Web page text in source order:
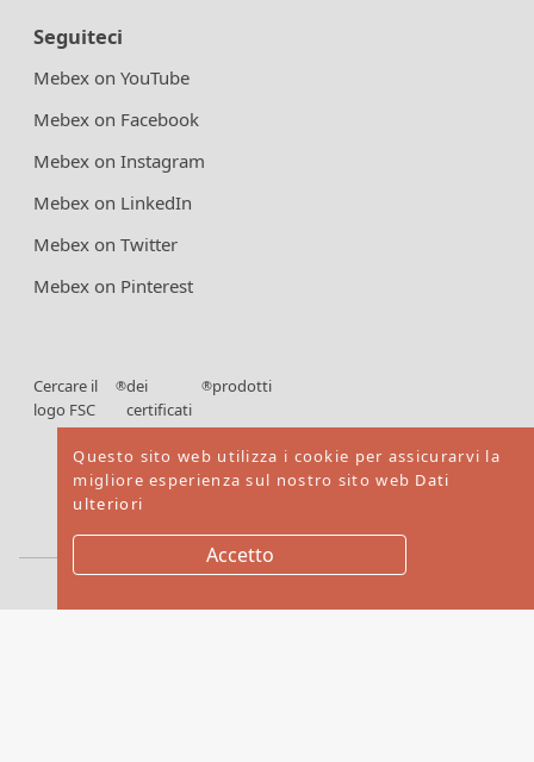
Seguiteci
Mebex on YouTube
Mebex on Facebook
Mebex on Instagram
Mebex on LinkedIn
Mebex on Twitter
Mebex on Pinterest
Cercare il
logo FSC
®dei
certificati
FSC
®prodotti
Questo sito web utilizza i cookie per assicurarvi la
migliore esperienza sul nostro sito web Dati
ulteriori
Accetto